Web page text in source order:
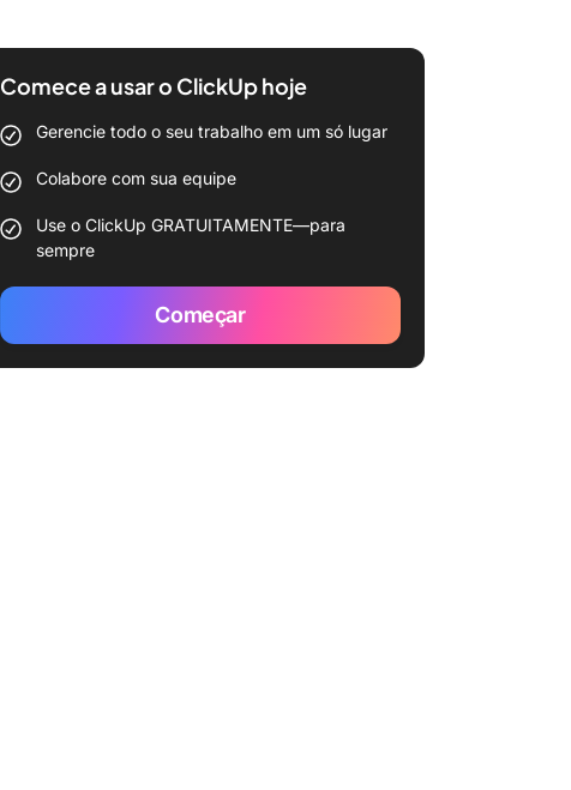
Comece a usar o ClickUp hoje
Gerencie todo o seu trabalho em um só lugar
Colabore com sua equipe
Use o ClickUp GRATUITAMENTE—para
sempre
Começar